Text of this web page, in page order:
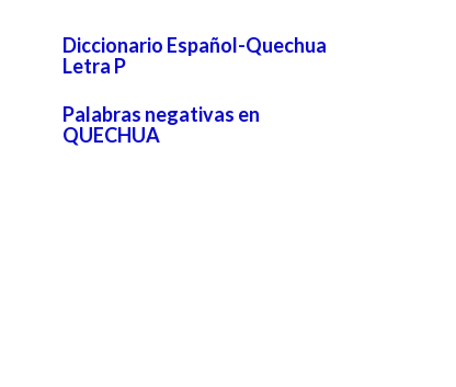
Diccionario Español-Quechua
Letra P
Palabras negativas en
QUECHUA